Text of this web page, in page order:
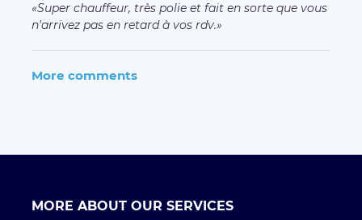
Super chauffeur, très polie et fait en sorte que vous
n'arrivez pas en retard à vos rdv.
More comments
MORE ABOUT OUR SERVICES